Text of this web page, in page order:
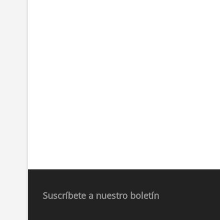
Suscríbete a nuestro boletín